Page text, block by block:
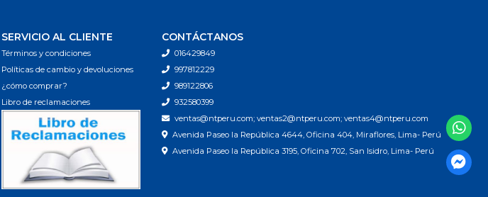
SERVICIO AL CLIENTE
Términos y condiciones
Políticas de cambio y devoluciones
¿cómo comprar?
Libro de reclamaciones
CONTÁCTANOS
016429849
997812229
989122806
932580399
ventas@ntperu.com; ventas2@ntperu.com; ventas4@ntperu.com
Avenida Paseo la República 4644, Oficina 404, Miraflores, Lima- Perú
Avenida Paseo la República 3195, Oficina 702, San Isidro, Lima- Perú